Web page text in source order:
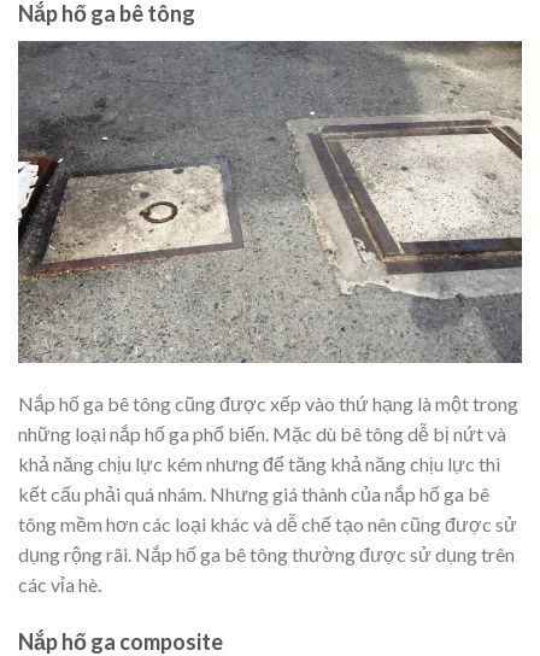
Nắp hố ga bê tông
Nắp hố ga bê tông cũng được xếp vào thứ hạng là một trong
những loại nắp hố ga phổ biến. Mặc dù bê tông dễ bị nứt và
khả năng chịu lực kém nhưng để tăng khả năng chịu lực thì
kết cấu phải quá nhám. Nhưng giá thành của nắp hố ga bê
tông mềm hơn các loại khác và dễ chế tạo nên cũng được sử
dụng rộng rãi. Nắp hố ga bê tông thường được sử dụng trên
các vỉa hè.
Nắp hố ga composite